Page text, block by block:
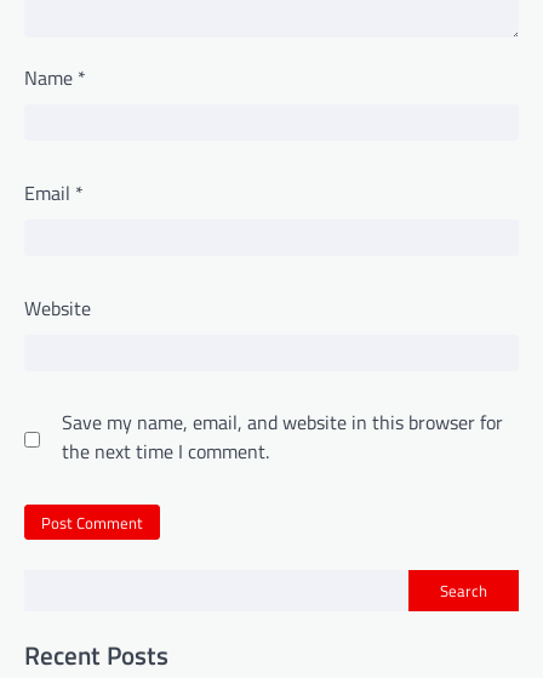
Name *
Email *
Website
Save my name, email, and website in this browser for
the next time I comment.
Search
Recent Posts